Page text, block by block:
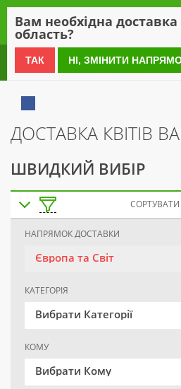
0 800 21 54 55
ДОСТАВКА КВІТІВ
ШВИДКИЙ ВИБІР
СОРТУВАТИ
НАПРЯМОК ДОСТАВКИ
Європа та Світ
КАТЕГОРІЯ
Вибрати Категорії
КОМУ
Вибрати Кому
Вам необхідна доставка
область?
ТАК НІ, ЗМІНИТИ